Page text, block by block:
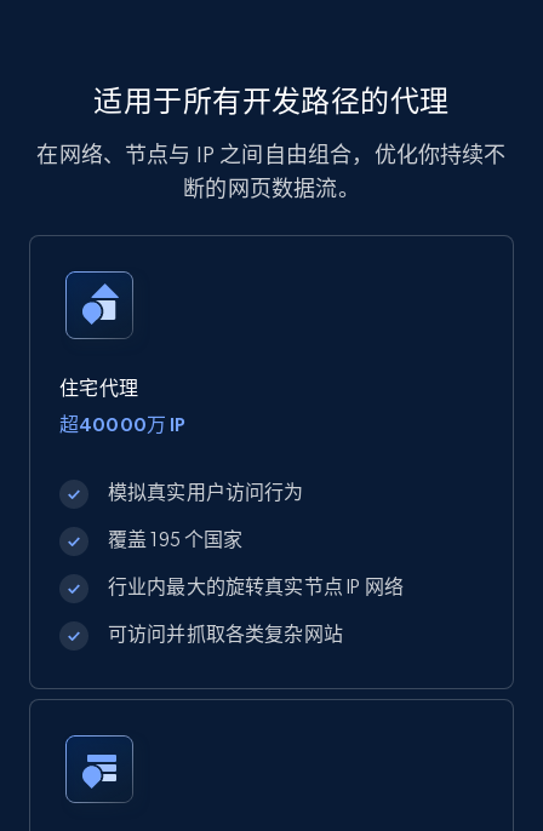
适用于所有开发路径的代理
在网络、节点与 IP 之间自由组合，优化你持续不
断的网页数据流。
住宅代理
超40000万 IP
模拟真实用户访问行为
覆盖 195 个国家
行业内最大的旋转真实节点 IP 网络
可访问并抓取各类复杂网站